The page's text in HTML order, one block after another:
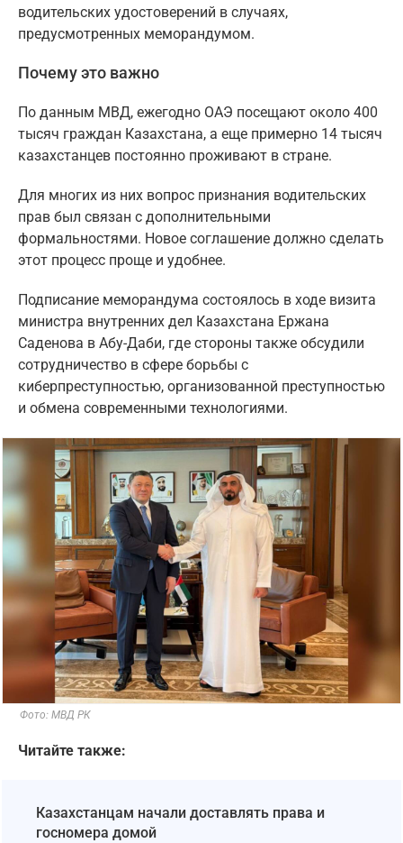
водительских удостоверений в случаях,
предусмотренных меморандумом.
Почему это важно
По данным МВД, ежегодно ОАЭ посещают около 400
тысяч граждан Казахстана, а еще примерно 14 тысяч
казахстанцев постоянно проживают в стране.
Для многих из них вопрос признания водительских
прав был связан с дополнительными
формальностями. Новое соглашение должно сделать
этот процесс проще и удобнее.
Подписание меморандума состоялось в ходе визита
министра внутренних дел Казахстана Ержана
Саденова в Абу-Даби, где стороны также обсудили
сотрудничество в сфере борьбы с
киберпреступностью, организованной преступностью
и обмена современными технологиями.
Фото: МВД РК
Читайте также:
Казахстанцам начали доставлять права и
госномера домой